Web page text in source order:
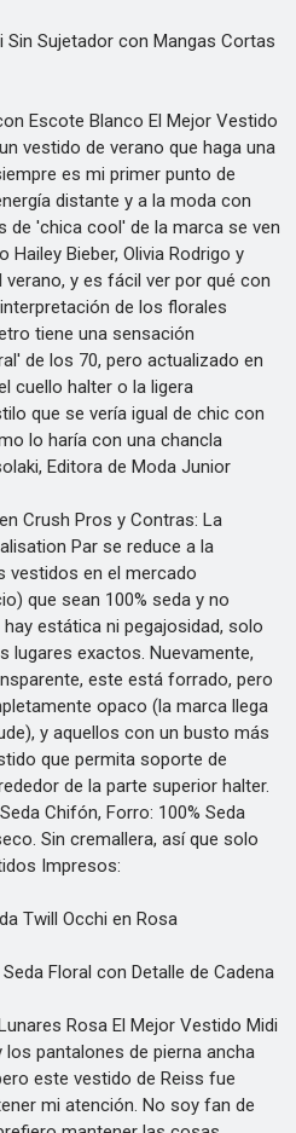
Sujetador con Mangas Cortas
Escote Blanco El Mejor Vestido
vestido de verano que haga una
es mi primer punto de
distante y a la moda con
de 'chica cool' de la marca se ven
Bieber, Olivia Rodrigo y
y es fácil ver por qué con
de los florales
tiene una sensación
de los 70, pero actualizado en
cuello halter o la ligera
que se vería igual de chic con
lo haría con una chancla
Editora de Moda Junior
Crush Pros y Contras: La
Par se reduce a la
vestidos en el mercado
que sean 100% seda y no
estática ni pegajosidad, solo
lugares exactos. Nuevamente,
este está forrado, pero
opaco (la marca llega
y aquellos con un busto más
que permita soporte de
de la parte superior halter.
Chifón, Forro: 100% Seda
Sin cremallera, así que solo
Impresos:
Twill Occhi en Rosa
Floral con Detalle de Cadena
Rosa El Mejor Vestido Midi
pantalones de pierna ancha
este vestido de Reiss fue
mi atención. No soy fan de